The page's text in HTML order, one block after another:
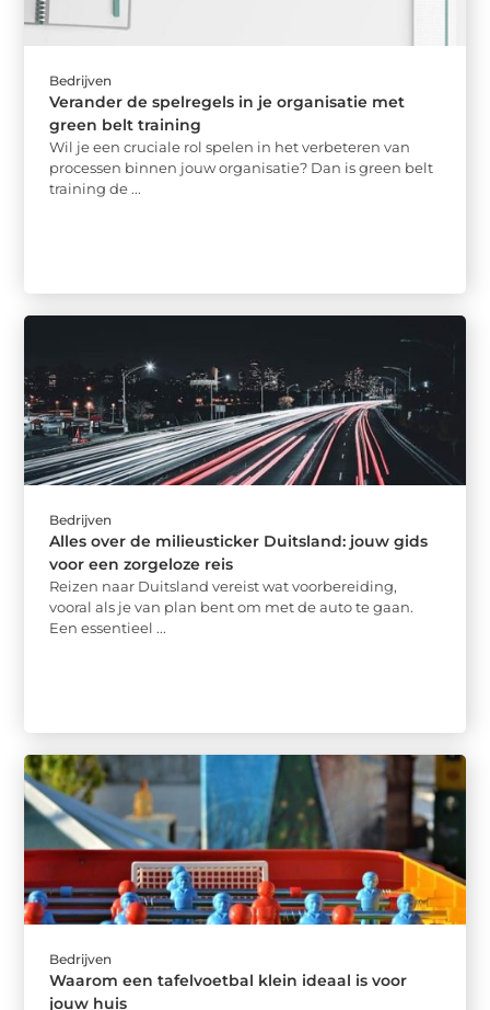
Bedrijven
Verander de spelregels in je organisatie met
green belt training
Wil je een cruciale rol spelen in het verbeteren van
processen binnen jouw organisatie? Dan is green belt
training de ...
Bedrijven
Alles over de milieusticker Duitsland: jouw gids
voor een zorgeloze reis
Reizen naar Duitsland vereist wat voorbereiding,
vooral als je van plan bent om met de auto te gaan.
Een essentieel ...
Bedrijven
Waarom een tafelvoetbal klein ideaal is voor
jouw huis